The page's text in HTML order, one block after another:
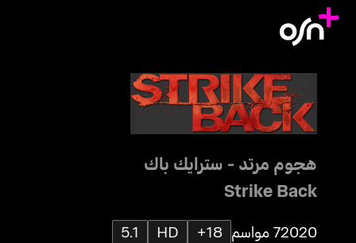
هجوم مرتد - سترايك باك
Strike Back
20207 مواسم 18+
HD
5.1